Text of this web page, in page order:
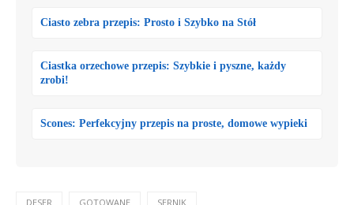
Ciasto zebra przepis: Prosto i Szybko na Stół
Ciastka orzechowe przepis: Szybkie i pyszne, każdy
zrobi!
Scones: Perfekcyjny przepis na proste, domowe wypieki
DESER GOTOWANE SERNIK